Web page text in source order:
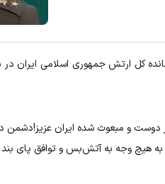
کل ارتش جمهوری اسلامی
و مبعوث شده ایران عزیز!دشمن
هیچ وجه به آتش‌بس و توافق پای
کلیک کن!
با